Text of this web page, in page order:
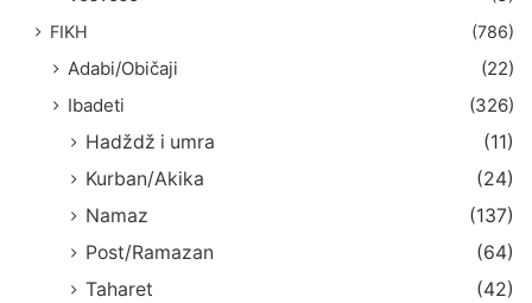
FIKH (786)
Adabi/Običaji
(22)
Ibadeti
(326)
Hadždž i umra
(11)
Kurban/Akika
(24)
Namaz
(137)
Post/Ramazan
(64)
Taharet
(42)